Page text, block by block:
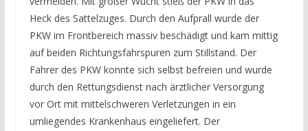
Heck des Sattelzuges. Durch den Aufprall wurde der
PKW im Frontbereich massiv beschädigt und kam mittig
auf beiden Richtungsfahrspuren zum Stillstand. Der
Fahrer des PKW konnte sich selbst befreien und wurde
durch den Rettungsdienst nach ärztlicher Versorgung
vor Ort mit mittelschweren Verletzungen in ein
umliegendes Krankenhaus eingeliefert. Der